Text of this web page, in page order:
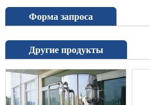
Форма запроса
Другие продукты